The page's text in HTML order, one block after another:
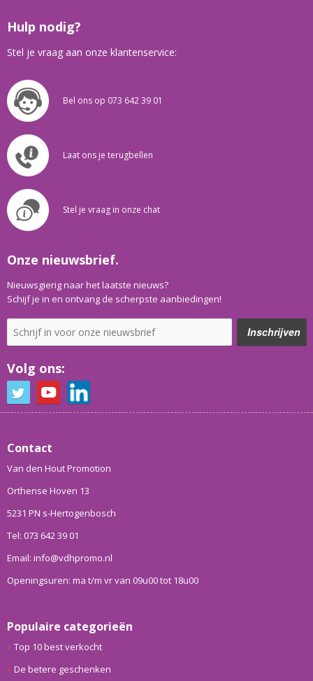
Hulp nodig?
Stel je vraag aan onze klantenservice:
Bel ons op 073 642 39 01
Laat ons je terugbellen
Stel je vraag in onze chat
Onze nieuwsbrief.
Nieuwsgierig naar het laatste nieuws?
Schijf je in en ontvang de scherpste aanbiedingen!
Volg ons:
Contact
Van den Hout Promotion
Orthense Hoven 13
5231 PN s-Hertogenbosch
Tel: 073 642 39 01
Email: info@vdhpromo.nl
Openingsuren: ma t/m vr van 09u00 tot 18u00
Populaire categorieën
Top 10 best verkocht
De betere geschenken